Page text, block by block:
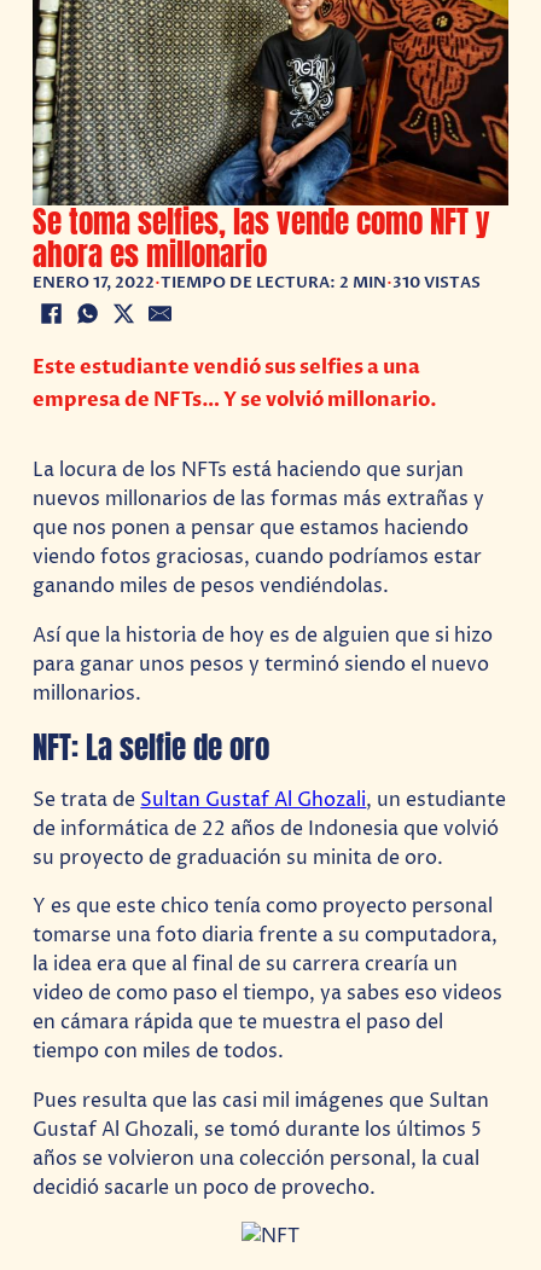
Se toma selfies, las vende como NFT y
ahora es millonario
ENERO 17, 2022•TIEMPO DE LECTURA: 2 MIN•310 VISTAS
Este estudiante vendió sus selfies a una
empresa de NFTs… Y se volvió millonario.
La locura de los NFTs está haciendo que surjan
nuevos millonarios de las formas más extrañas y
que nos ponen a pensar que estamos haciendo
viendo fotos graciosas, cuando podríamos estar
ganando miles de pesos vendiéndolas.
Así que la historia de hoy es de alguien que si hizo
para ganar unos pesos y terminó siendo el nuevo
millonarios.
NFT: La selfie de oro
Se trata de Sultan Gustaf Al Ghozali, un estudiante
de informática de 22 años de Indonesia que volvió
su proyecto de graduación su minita de oro.
Y es que este chico tenía como proyecto personal
tomarse una foto diaria frente a su computadora,
la idea era que al final de su carrera crearía un
video de como paso el tiempo, ya sabes eso videos
en cámara rápida que te muestra el paso del
tiempo con miles de todos.
Pues resulta que las casi mil imágenes que Sultan
Gustaf Al Ghozali, se tomó durante los últimos 5
años se volvieron una colección personal, la cual
decidió sacarle un poco de provecho.